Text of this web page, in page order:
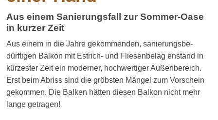
Aus einem Sanierungsfall zur Sommer-Oase
in kurzer Zeit
Aus einem in die Jahre gekommenden, sanierungs­be­
dürftigen Balkon mit Estrich- und Fliesenbelag enstand in
kürzester Zeit ein moderner, hochwertiger Außenbereich.
Erst beim Abriss sind die gröbsten Mängel zum Vorschein
gekommen. Die Balken hätten diesen Balkon nicht mehr
lange getragen!